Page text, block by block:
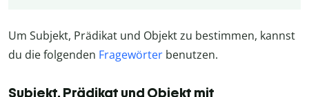
Um Subjekt, Prädikat und Objekt zu bestimmen, kannst
du die folgenden Fragewörter benutzen.
Subjekt, Prädikat und Objekt mit